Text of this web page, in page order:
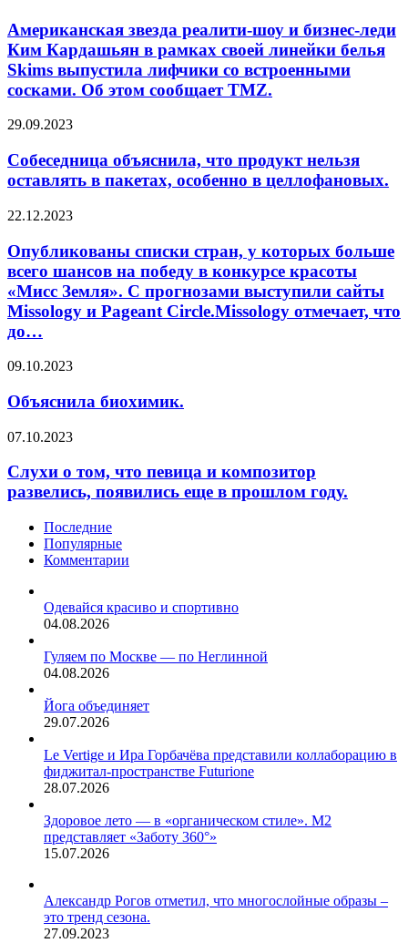
реалити-
шоу
и
бизнес-
леди
Кардашьян
рамках
линейки
Skims
лифчики
со
встроенными
сосками.
Об
этом
TMZ.
Американская звезда реалити-шоу и бизнес-леди
Ким Кардашьян в рамках своей линейки белья
Skims выпустила лифчики со встроенными
сосками. Об этом сообщает TMZ.
Собеседница
что
продукт
нельзя
в
особенно
в
целлофановых.
29.09.2023
Собеседница объяснила, что продукт нельзя
оставлять в пакетах, особенно в целлофановых.
Опубликованы
стран,
у
которых
больше
всего
шансов
победу
конкурсе
красоты
Земля».
прогнозами
выступили
Missology
Pageant
отмечает,
22.12.2023
Опубликованы списки стран, у которых больше
всего шансов на победу в конкурсе красоты
«Мисс Земля». С прогнозами выступили сайты
Missology и Pageant Circle.Missology отмечает, что
до…
Объяснила
09.10.2023
Объяснила биохимик.
Слухи
том,
певица
композитор
развелись,
появились
прошлом
07.10.2023
Слухи о том, что певица и композитор
развелись, появились еще в прошлом году.
Последние
Популярные
Комментарии
Одевайся красиво и спортивно
04.08.2026
Гуляем по Москве — по Неглинной
04.08.2026
Йога объединяет
29.07.2026
Le Vertige и Ира Горбачёва представили коллаборацию в
фиджитал-пространстве Futurione
28.07.2026
Здоровое лето — в «органическом стиле». М2
представляет «Заботу 360°»
15.07.2026
Александр Рогов отметил, что многослойные образы –
это тренд сезона.
27.09.2023